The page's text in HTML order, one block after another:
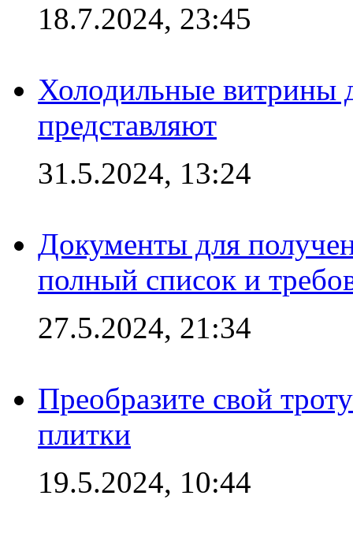
18.7.2024, 23:45
Холодильные витрины
представляют
31.5.2024, 13:24
Документы для
полный список и
27.5.2024, 21:34
Преобразите свой
плитки
19.5.2024, 10:44